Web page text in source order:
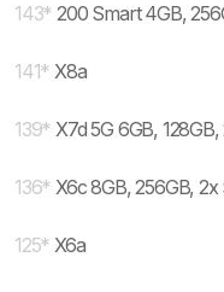
143* 200 Smart 4GB,
141* X8a
139* X7d 5G 6GB,
136* X6c 8GB, 256GB, 2x
125* X6a